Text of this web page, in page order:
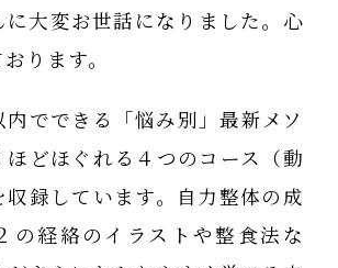
大変お世話になりました。心
ります。
でできる「悩み別」最新メソ
ほどほぐれる４つのコース（動
録しています。自力整体の成
の経絡のイラストや整食法な